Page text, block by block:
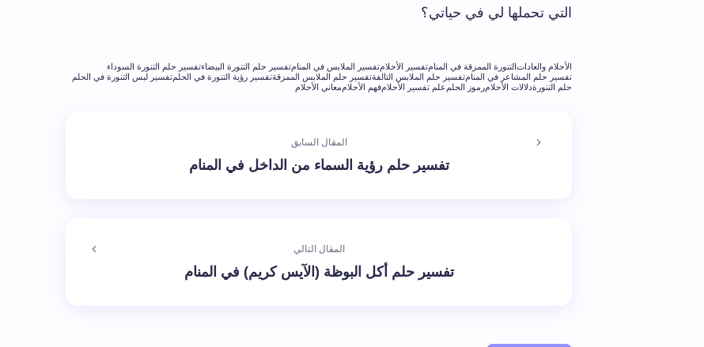
التي تحملها لي في حياتي؟
الأحلام والعاداتالتنورة الممزقة في المنامتفسير الأحلامتفسير الملابس في المنامتفسير حلم التنورة البيضاءتفسير حلم التنورة السوداء
تفسير حلم المشاعر في المنامتفسير حلم الملابس التالفةتفسير حلم الملابس الممزقةتفسير رؤية التنورة في الحلمتفسير لبس التنورة في الحلم
حلم التنورةدلالات الأحلامرموز الحلم علم تفسير الأحلامفهم الأحلاممعاني الأحلام
المقال السابق
تفسير حلم رؤية السماء من الداخل في المنام
المقال التالي
تفسير حلم أكل البوظة (الآيس كريم) في المنام